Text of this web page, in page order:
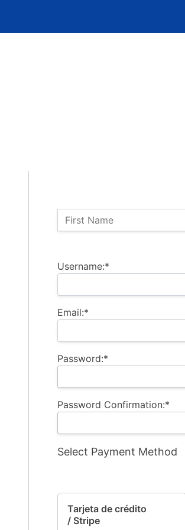
Name:
First Name
Username:*
Email:*
Password:*
Password Confirmation:*
Select Payment Method
Tarjeta de crédito
/ Stripe